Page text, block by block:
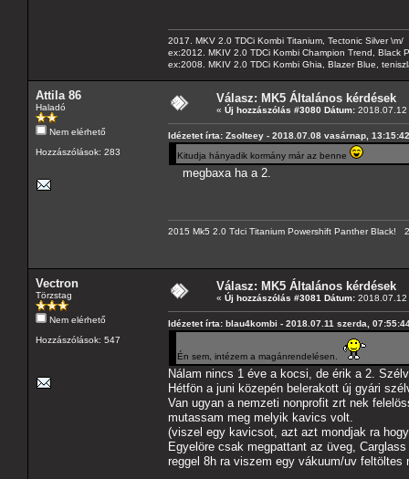
2017. MKV 2.0 TDCi Kombi Titanium, Tectonic Silver \m/
ex:2012. MKIV 2.0 TDCi Kombi Champion Trend, Black
ex:2008. MKIV 2.0 TDCi Kombi Ghia, Blazer Blue,
Attila 86
Haladó
Nem elérhető
Hozzászólások: 283
Válasz: MK5 Általános kérdések
« Új hozzászólás #3080 Dátum: 2018.07.12
Idézetet írta: Zsolteey - 2018.07.08 vasárnap, 13:15:42
Kitudja hányadik kormány már az benne
megbaxa ha a 2.
2015 Mk5 2.0 Tdci Titanium Powershift Panther
Vectron
Törzstag
Nem elérhető
Hozzászólások: 547
Válasz: MK5 Általános kérdések
« Új hozzászólás #3081 Dátum: 2018.07.12
Idézetet írta: blau4kombi - 2018.07.11 szerda,
Én sem, intézem a magánrendelésen.
Nálam nincs 1 éve a kocsi, de érik a 2.
Hétfön a juni közepén belerakott új gyári
Van ugyan a nemzeti nonprofit zrt nek
mutassam meg melyik kavics volt.
(viszel egy kavicsot, azt azt mondjak ra
Egyelöre csak megpattant az üveg,
reggel 8h ra viszem egy vákuum/uv